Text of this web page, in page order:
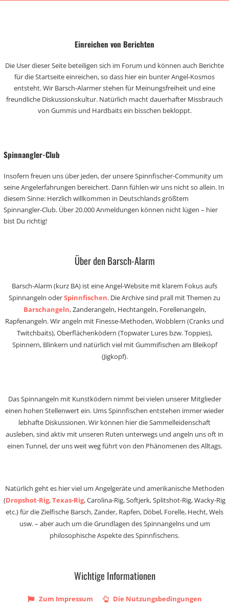
Einreichen von Berichten
Die User dieser Seite beteiligen sich im Forum und können auch Berichte
für die Startseite einreichen, so dass hier ein bunter Angel-Kosmos
entsteht. Wir Barsch-Alarmer stehen für Meinungsfreiheit und eine
freundliche Diskussionskultur. Natürlich macht dauerhafter Missbrauch
von Gummis und Hardbaits ein bisschen bekloppt.
Spinnangler-Club
Insofern freuen uns über jeden, der unsere Spinnfischer-Community um
seine Angelerfahrungen bereichert. Dann fühlen wir uns nicht so allein. In
diesem Sinne: Herzlich willkommen in Deutschlands größtem
Spinnangler-Club. Über 20.000 Anmeldungen können nicht lügen – hier
bist Du richtig!
Über den Barsch-Alarm
Barsch-Alarm (kurz BA) ist eine Angel-Website mit klarem Fokus aufs
Spinnangeln oderSpinnfischen. Die Archive sind prall mit Themen zu
Barschangeln, Zanderangeln, Hechtangeln, Forellenangeln,
Rapfenangeln. Wir angeln mit Finesse-Methoden, Wobblern (Cranks und
Twitchbaits), Oberflächenködern (Topwater Lures bzw. Toppies),
Spinnern, Blinkern und natürlich viel mit Gummifischen am Bleikopf
(Jigkopf).
Das Spinnangeln mit Kunstködern nimmt bei vielen unserer Mitglieder
einen hohen Stellenwert ein. Ums Spinnfischen entstehen immer wieder
lebhafte Diskussionen. Wir können hier die Sammelleidenschaft
ausleben, sind aktiv mit unseren Ruten unterwegs und angeln uns oft in
einen Tunnel, der uns weit weg führt von den Phänomenen des Alltags.
Natürlich geht es hier viel um Angelgeräte und amerikanische Methoden
(Dropshot-Rig,Texas-Rig, Carolina-Rig, Softjerk, Splitshot-Rig, Wacky-Rig
etc.) für die Zielfische Barsch, Zander, Rapfen, Döbel, Forelle, Hecht, Wels
usw. – aber auch um die Grundlagen des Spinnangelns und um
philosophische Aspekte des Spinnfischens.
Wichtige Informationen
Zum Impressum Die Nutzungsbedingungen